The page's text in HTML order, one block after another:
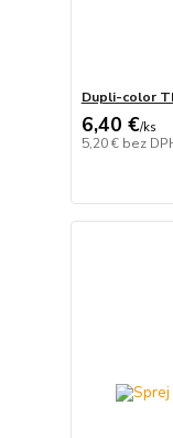
Dupli-color
6,40 €/ks
5,20 € bez